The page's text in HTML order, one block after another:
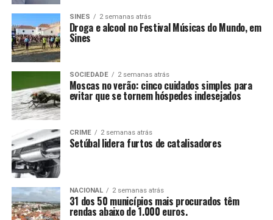
SINES 2 semanas atrás
Droga e alcool no Festival Músicas do Mundo, em
Sines
SOCIEDADE 2 semanas atrás
Moscas no verão: cinco cuidados simples para
evitar que se tornem hóspedes indesejados
CRIME 2 semanas atrás
Setúbal lidera furtos de catalisadores
NACIONAL 2 semanas atrás
31 dos 50 municípios mais procurados têm
rendas abaixo de 1.000 euros.